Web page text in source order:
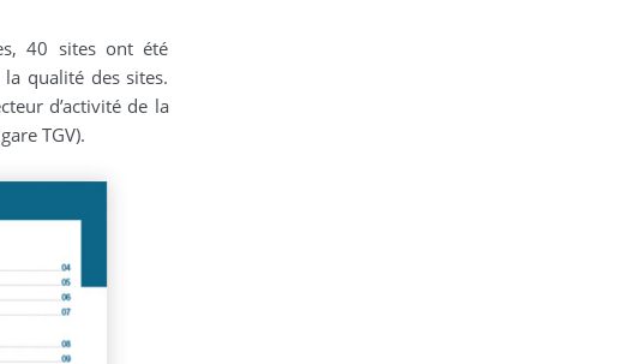
40 sites ont été
qualité des sites.
d’activité de la
TGV).